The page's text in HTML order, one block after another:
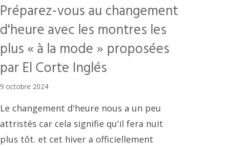
Préparez-vous au changement
d'heure avec les montres les
plus « à la mode » proposées
par El Corte Inglés
9 octobre 2024
Le changement d'heure nous a un peu
attristés car cela signifie qu'il fera nuit
plus tôt. et cet hiver a officiellement